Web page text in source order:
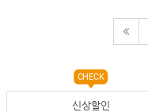
신상할인
CHECK